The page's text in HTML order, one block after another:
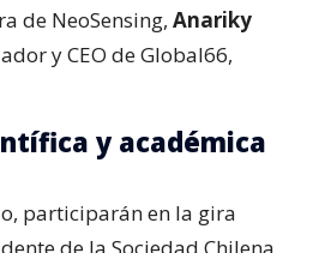
de NeoSensing, Anariky
y CEO de Global66,
y académica
participarán en la gira
de la Sociedad Chilena